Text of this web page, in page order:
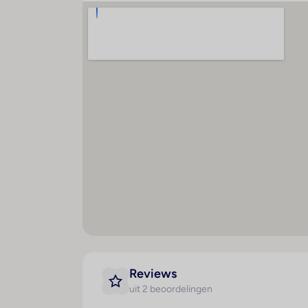
Restaurant(s) : 1
Parkeergarage
Tv-lounge : 1
Reviews
uit 2 beoordelingen